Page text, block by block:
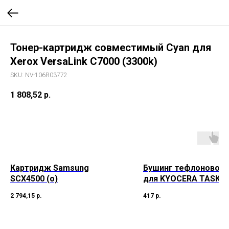
Тонер-картридж совместимый Cyan для
Xerox VersaLink C7000 (3300k)
SKU: NV-106R03772
1 808,52 р.
Картридж Samsung
SCX4500 (o)
2 794,15 р.
Бушинг
для KYOCERA
417 р.